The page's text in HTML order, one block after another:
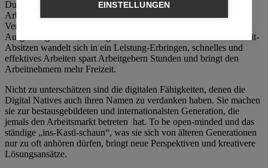
Durch selbstständigeres Zeitmanagement, das sich aus flexiblen
Arbeitszeiten ergibt, wird den einzelnen Arbeitnehmern mehr
Verantwortung übertragen, denn wird bei den zu erledigenden
Aufgaben getrödelt, verlängert sich die Arbeitszeit. Das Arbeitszeit-
Absitzen wandelt sich in ein Leistung-Erbringen, schnelles und
effektives Arbeiten spart Arbeitgebern Stunden und bringt den
Arbeitnehmern mehr Freizeit.
Nicht zu unterschätzen sind die digitalen Fähigkeiten, denen die
Digital Natives auch ihren Namen zu verdanken haben. Sie machen
sie zur bestausgebildeten und internationalsten Generation, die
jemals den Arbeitsmarkt betreten hat. To be open-minded und das
ständige „ins-Kastl-schaun“, was sie sich von älteren Generationen
nur zu oft anhören dürfen, bringt neue Perspektiven und kreativere
Lösungsansätze.
EINSTELLUNGEN